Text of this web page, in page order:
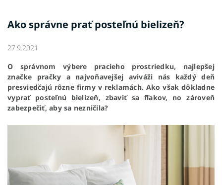
Ako správne prať posteľnú bielizeň?
27.9.2021
O správnom výbere pracieho prostriedku, najlepšej
značke pračky a najvoňavejšej aviváži nás každý deň
presviedčajú rôzne firmy v reklamách. Ako však dôkladne
vyprať posteľnú bielizeň, zbaviť sa fľakov, no zároveň
zabezpečiť, aby sa nezničila?